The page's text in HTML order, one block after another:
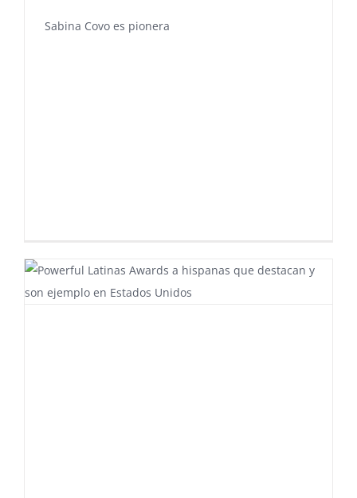
Sabina Covo es pionera